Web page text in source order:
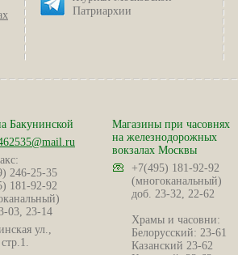
Патриархии
Бакунинской
246-25-35
181-92-92
03, 23-14
ул.,
Магазины при часовнях
на железнодорожных
вокзалах Москвы
+7(495) 181-92-92
(многоканальный)
доб. 23-32, 22-62
Храмы и часовни:
Белорусский: 23-61
Казанский 23-62